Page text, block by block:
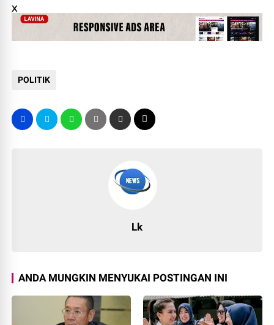
x
POLITIK
Lk
ANDA MUNGKIN MENYUKAI POSTINGAN INI